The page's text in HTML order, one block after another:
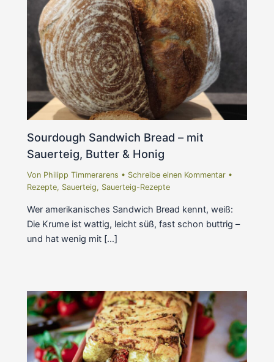
Sourdough Sandwich Bread – mit
Sauerteig, Butter & Honig
Von Philipp Timmerarens • Schreibe einen Kommentar •
Rezepte, Sauerteig, Sauerteig-Rezepte
Wer amerikanisches Sandwich Bread kennt, weiß:
Die Krume ist wattig, leicht süß, fast schon buttrig –
und hat wenig mit […]